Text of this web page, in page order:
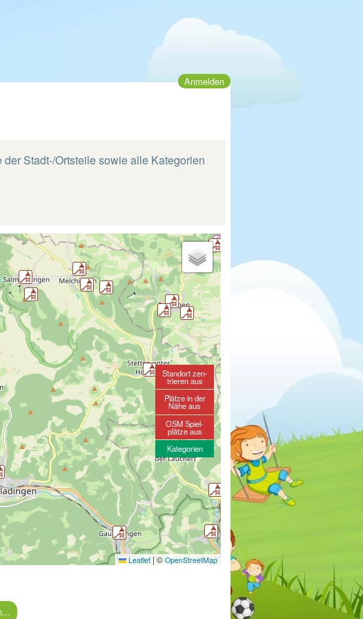
Anmelden
Stadt-/Ortsteile sowie alle Kategorien
Leaflet |© OpenStreetMap
Standort zen-
trieren aus
Plätze in der
Nähe aus
OSM Spiel-
plätze aus
Kategorien